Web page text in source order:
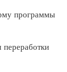
программы